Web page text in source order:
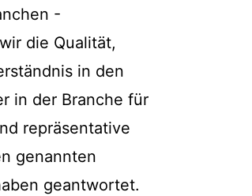
-
die Qualität,
in den
in der Branche für
repräsentative
genannten
geantwortet.